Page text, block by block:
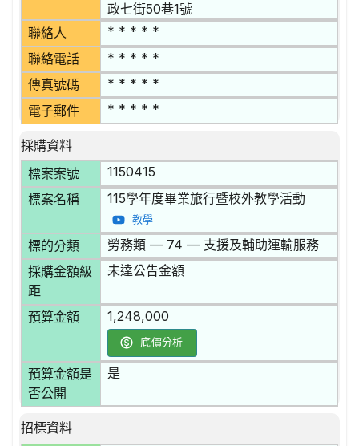
政七街50巷1號
聯絡人 * * * * *
聯絡電話 * * * * *
傳真號碼 * * * * *
電子郵件 * * * * *
採購資料
標案案號
1150415
標案名稱 115學年度畢業旅行暨校外教學活動
教學
標的分類 勞務類 — 74 — 支援及輔助運輸服務
採購金額級
距
未達公告金額
預算金額 1,248,000
底價分析
預算金額是
否公開
是
招標資料